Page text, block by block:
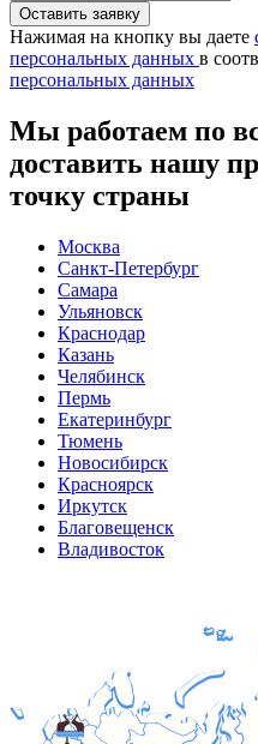
Нажимая на кнопку вы даете
персональных данных в
персональных данных
Мы работаем по
доставить нашу
точку страны
Москва
Санкт-Петербург
Самара
Ульяновск
Краснодар
Казань
Челябинск
Пермь
Екатеринбург
Тюмень
Новосибирск
Красноярск
Иркутск
Благовещенск
Владивосток